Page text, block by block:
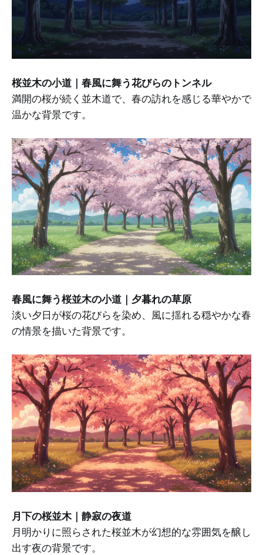
桜並木の小道｜春風に舞う花びらのトンネル
満開の桜が続く並木道で、春の訪れを感じる華やかで
温かな背景です。
春風に舞う桜並木の小道｜夕暮れの草原
淡い夕日が桜の花びらを染め、風に揺れる穏やかな春
の情景を描いた背景です。
月下の桜並木｜静寂の夜道
月明かりに照らされた桜並木が幻想的な雰囲気を醸し
出す夜の背景です。